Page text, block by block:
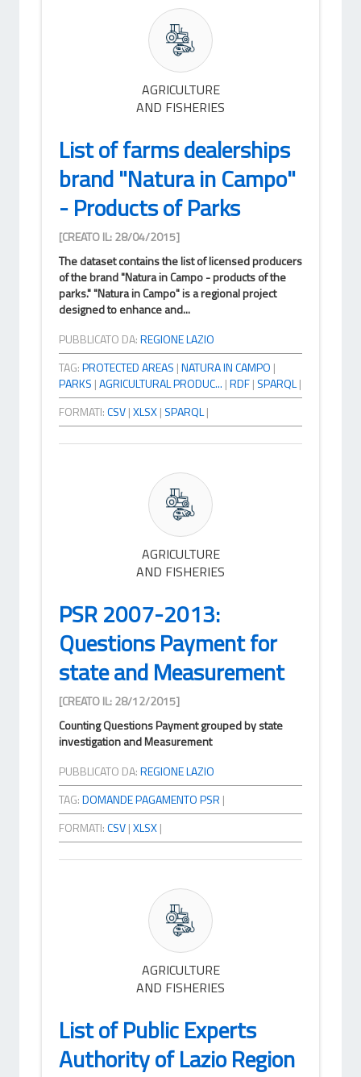
AGRICULTURE
AND FISHERIES
List of farms dealerships
brand "Natura in Campo"
- Products of Parks
[CREATO IL: 28/04/2015]
The dataset contains the list of licensed producers
of the brand "Natura in Campo - products of the
parks." "Natura in Campo" is a regional project
designed to enhance and...
PUBBLICATO DA:REGIONE LAZIO
TAG:PROTECTED AREAS |NATURA IN CAMPO |
PARKS |AGRICULTURAL PRODUC... |RDF| SPARQL|
FORMATI:CSV|XLSX| SPARQL|
AGRICULTURE
AND FISHERIES
PSR 2007-2013:
Questions Payment for
state and Measurement
[CREATO IL: 28/12/2015]
Counting Questions Payment grouped by state
investigation and Measurement
PUBBLICATO DA:REGIONE LAZIO
TAG:DOMANDE PAGAMENTO PSR |
FORMATI:CSV|XLSX|
AGRICULTURE
AND FISHERIES
List of Public Experts
Authority of Lazio Region